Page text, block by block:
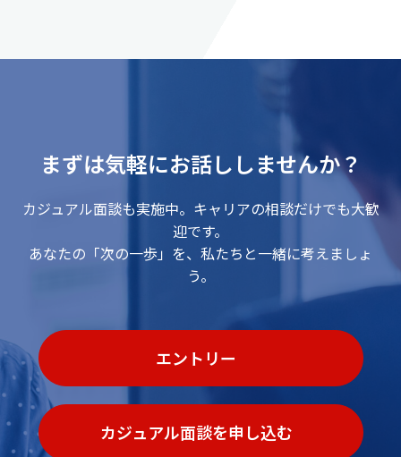
まずは気軽にお話ししませんか？
カジュアル面談も実施中。キャリアの相談だけでも大歓
迎です。
あなたの「次の一歩」を、私たちと一緒に考えましょ
う。
エントリー
カジュアル面談を申し込む